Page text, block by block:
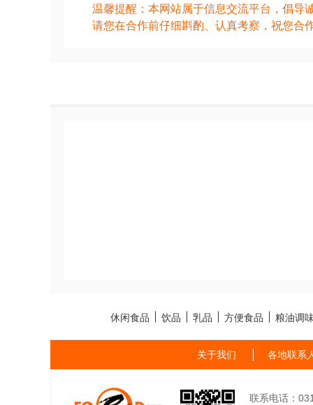
温馨提醒：本网站属于信息交流平台，倡导
请您在合作前仔细斟酌、认真考察，祝您合
休闲食品 饮品 乳品 方便食品 粮油调
关于我们 各地联系
联系电话：